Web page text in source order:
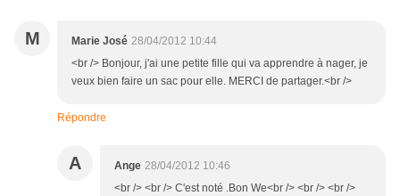
M Marie José 28/04/2012 10:44
<br /> Bonjour, j'ai une petite fille qui va apprendre à nager, je
veux bien faire un sac pour elle. MERCI de partager.<br />
Répondre
A Ange 28/04/2012 10:46
<br /> <br /> C'est noté .Bon We<br /> <br /> <br />